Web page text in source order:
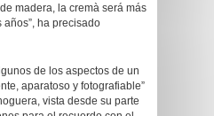
madera, la cremà será más
años”, ha precisado
de los aspectos de un
aparatoso y fotografiable”
vista desde su parte